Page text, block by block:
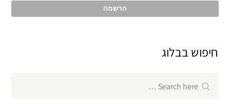
חיפוש בבלוג
for:
Search